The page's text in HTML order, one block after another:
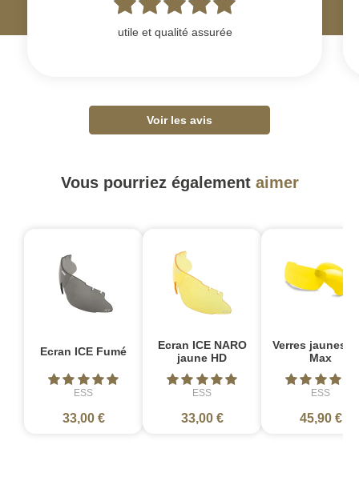
utile et qualité assurée
Voir les avis
Vous pourriez également aimer
Ecran ICE Fumé
ESS
33,00 €
Ecran ICE NARO
jaune HD
ESS
33,00 €
Verres jaunes
Max
ESS
45,90 €